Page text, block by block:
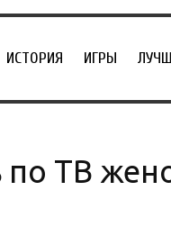
ИСТОРИЯ ИГРЫ
по ТВ